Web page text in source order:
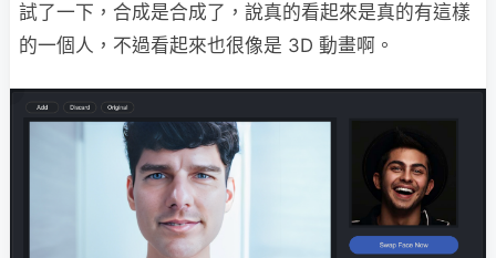
試了一下，合成是合成了，說真的看起來是真的有這樣
的一個人，不過看起來也很像是 3D 動畫啊。